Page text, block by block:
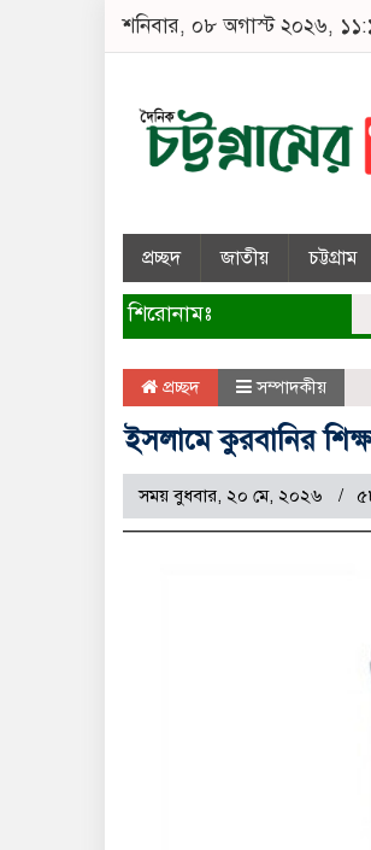
শনিবার, ০৮ অগাস্ট ২০২৬,
প্রচ্ছদ জাতীয় চট্টগ্রাম
শিরোনামঃ
প্রচ্ছদ সম্পাদকীয়
ইসলামে কুরবানির
সময় বুধবার, ২০ মে, ২০২৬